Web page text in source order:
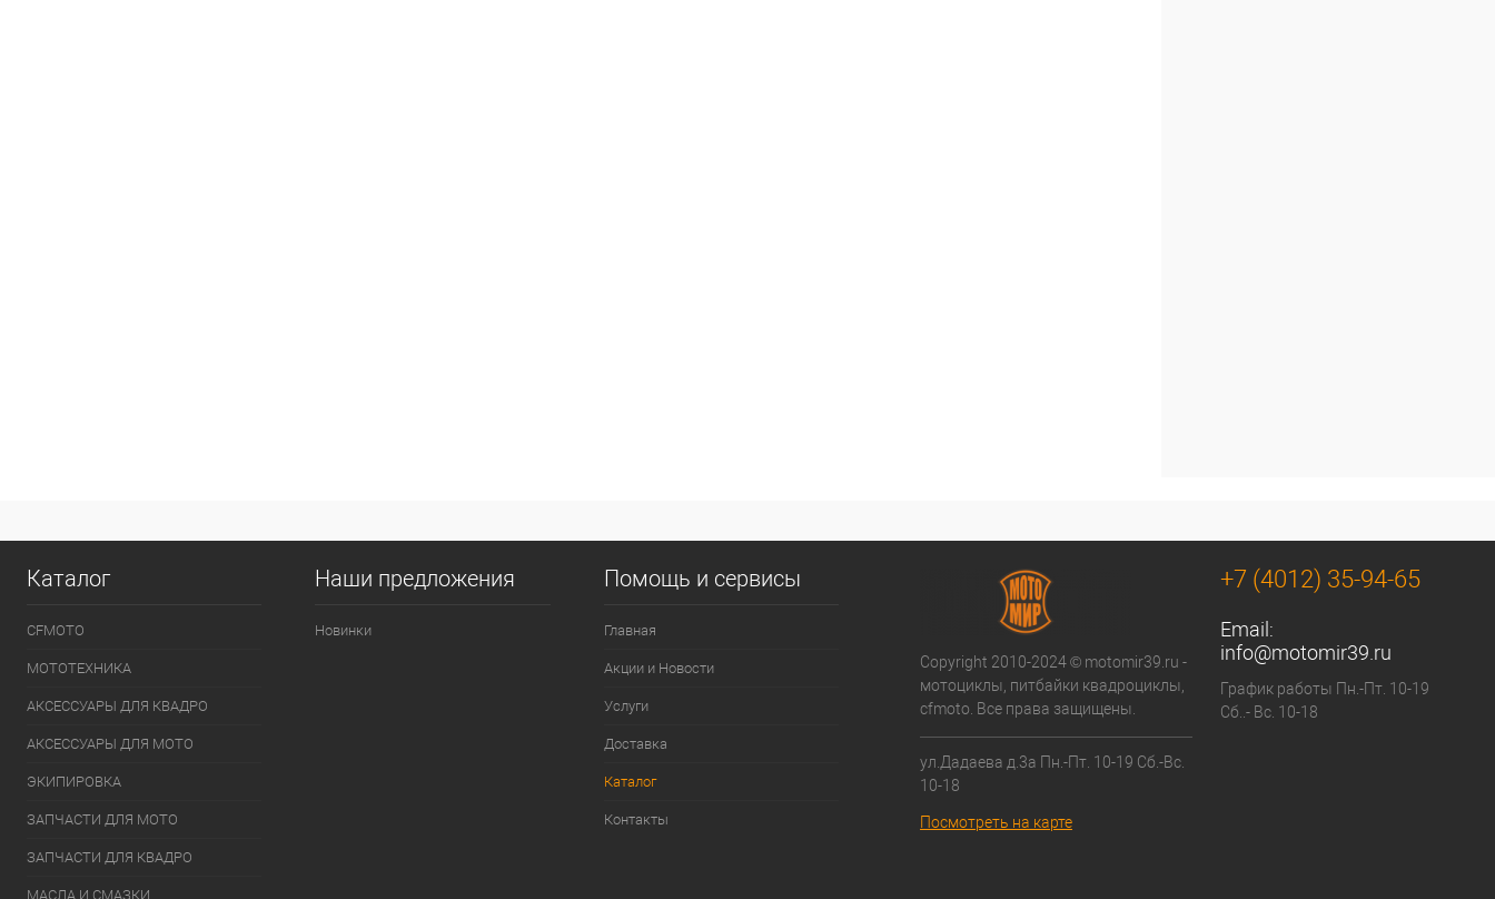
Каталог
CFMOTO
МОТОТЕХНИКА
АКСЕССУАРЫ ДЛЯ КВАДРО
АКСЕССУАРЫ ДЛЯ МОТО
ЭКИПИРОВКА
ЗАПЧАСТИ ДЛЯ МОТО
ЗАПЧАСТИ ДЛЯ КВАДРО
МАСЛА И СМАЗКИ
Наши предложения
Новинки
Помощь и сервисы
Главная
Акции и Новости
Услуги
Доставка
Каталог
Контакты
Copyright 2010-2024 © motomir39.ru -
мотоциклы, питбайки квадроциклы,
cfmoto. Все права защищены.
ул.Дадаева д.3а Пн.-Пт. 10-19 Сб.-Вс.
10-18
Посмотреть на карте
+7 (4012) 35-94-65
Email:
info@motomir39.ru
График работы Пн.-Пт. 10-19
Сб..- Вс. 10-18